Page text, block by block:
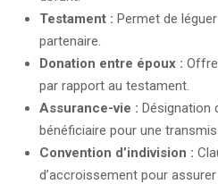
Testament : Permet de
partenaire.
Donation entre époux :
par rapport au testament.
Assurance-vie : Désignation
bénéficiaire pour une
Convention d’indivision :
d’accroissement pour